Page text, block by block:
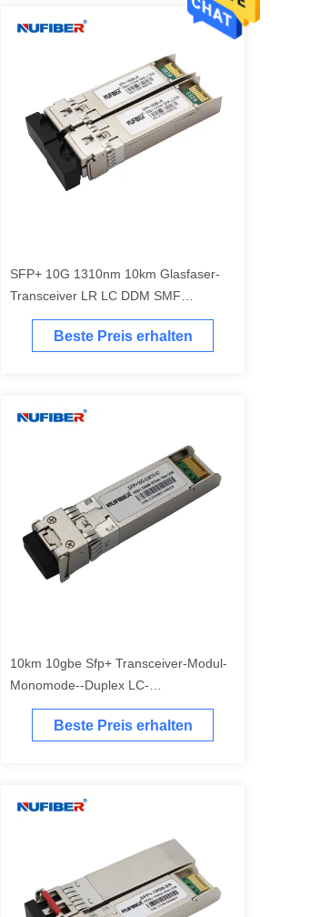
SFP+ 10G 1310nm 10km Glasfaser-
Transceiver LR LC DDM SMF
Dualfaser
Beste Preis erhalten
10km 10gbe Sfp+ Transceiver-Modul-
Monomode--Duplex LC-
Verbindungsstück
Beste Preis erhalten